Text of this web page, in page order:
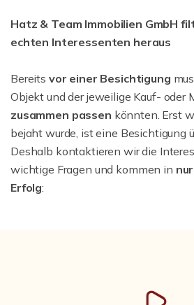
Hatz & Team Immobilien GmbH
echten Interessenten heraus
Bereits vor einer Besichtigung
Objekt und der jeweilige Kauf- oder
zusammen passen könnten. Erst
bejaht wurde, ist eine Besichtigung
Deshalb kontaktieren wir die
wichtige Fragen und kommen in
Erfolg: